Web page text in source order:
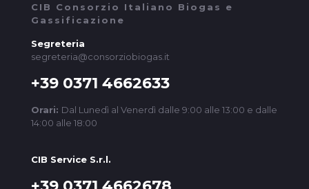
CIB Consorzio Italiano Biogas e
Gassificazione
Segreteria
segreteria@consorziobiogas.it
+39 0371 4662633
Orari: Dal Lunedì al Venerdì dalle 9:00 alle 13:00 e dalle
14:00 alle 18:00
CIB Service S.r.l.